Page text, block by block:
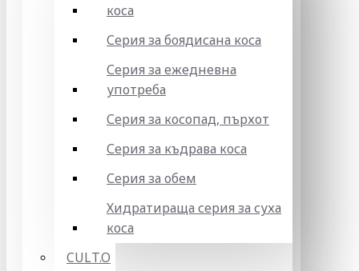
коса
Серия за боядисана коса
Серия за ежедневна
употреба
Серия за косопад, пърхот
Серия за къдрава коса
Серия за обем
Хидратираща серия за суха
коса
CULT.O